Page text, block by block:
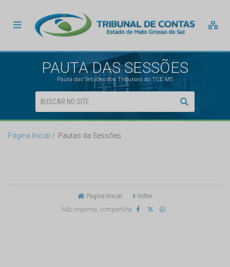
PAUTA DAS SESSÕES
Pauta das Sessões dos Tribunais do TCE MS
Página Inicial Pautas da Sessões
Página Inicial
Voltar
Não imprima, compartilhe